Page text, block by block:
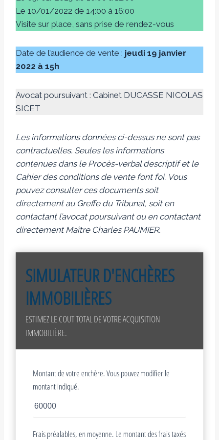
Le 10/01/2022 de 14:00 à 16:00
Visite sur place, sans prise de rendez-vous
Date de l’audience de vente : jeudi 19 janvier
2022 à 15h
Avocat poursuivant : Cabinet DUCASSE NICOLAS
SICET
Les informations données ci-dessus ne sont pas
contractuelles. Seules les informations
contenues dans le Procès-verbal descriptif et le
Cahier des conditions de vente font foi. Vous
pouvez consulter ces documents soit
directement au Greffe du Tribunal, soit en
contactant l’avocat poursuivant ou en contactant
directement Maître Charles PAUMIER.
SIMULATEUR D'ENCHÈRES
IMMOBILIÈRES
ESTIMEZ LE COUT TOTAL DE VOTRE ACQUISITION
IMMOBILIÈRE.
Montant de votre enchère. Vous pouvez modifier le
montant indiqué.
Frais préalables, en moyenne. Le montant des frais taxés